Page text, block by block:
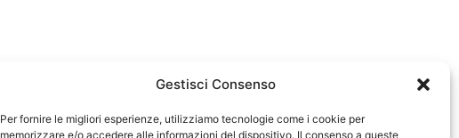
Gestisci Consenso
Per fornire le migliori esperienze, utilizziamo tecnologie come i cookie per
memorizzare e/o accedere alle informazioni del dispositivo. Il consenso a queste